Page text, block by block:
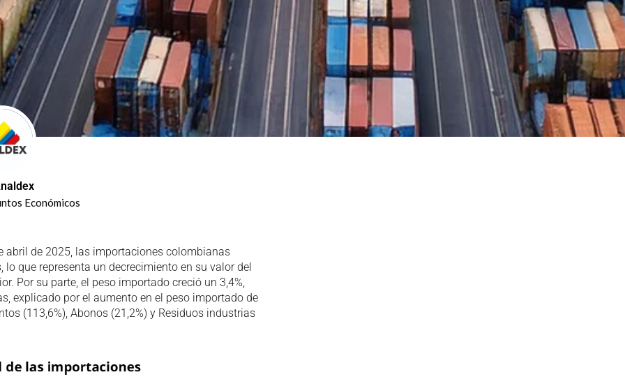
Económicos
abril de 2025, las importaciones colombianas
que representa un decrecimiento en su valor del
Por su parte, el peso importado creció un 3,4%,
explicado por el aumento en el peso importado de
(113,6%), Abonos (21,2%) y Residuos industrias